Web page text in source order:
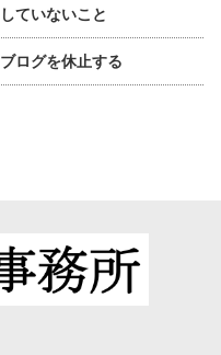
していないこと
ブログを休止する